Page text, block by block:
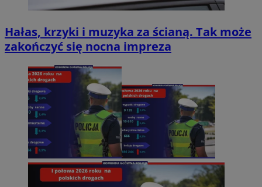
Hałas, krzyki i muzyka za ścianą. Tak może
zakończyć się nocna impreza